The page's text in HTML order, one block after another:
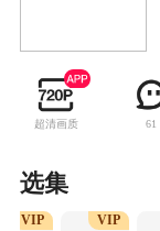
超清画质 61
选集
VIP VIP